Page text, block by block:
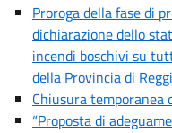
Proroga della fase di
dichiarazione dello
incendi boschivi su
della Provincia di
Chiusura temporanea
“Proposta di